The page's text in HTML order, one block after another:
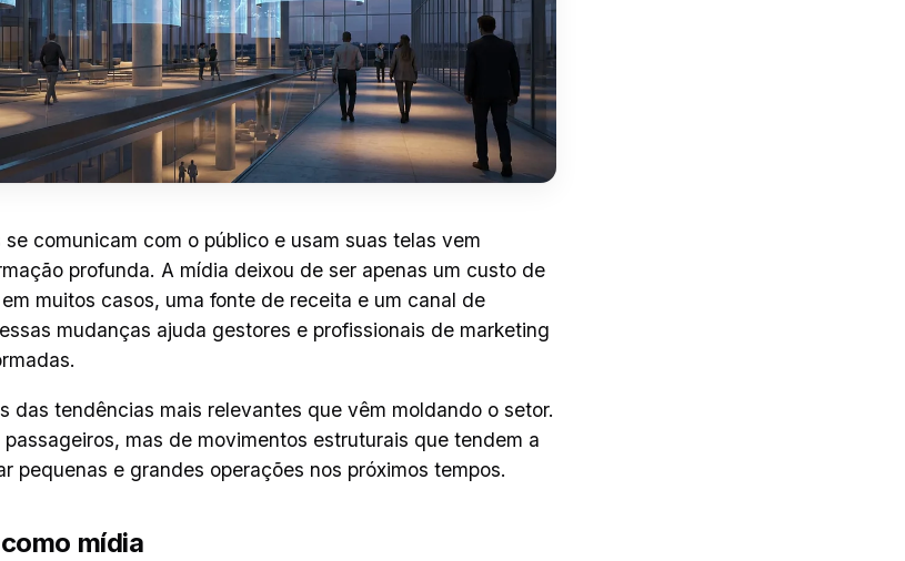
comunicam com o público e usam suas telas vem
profunda. A mídia deixou de ser apenas um custo de
muitos casos, uma fonte de receita e um canal de
mudanças ajuda gestores e profissionais de marketing
das tendências mais relevantes que vêm moldando o setor.
mas de movimentos estruturais que tendem a
pequenas e grandes operações nos próximos tempos.
mídia